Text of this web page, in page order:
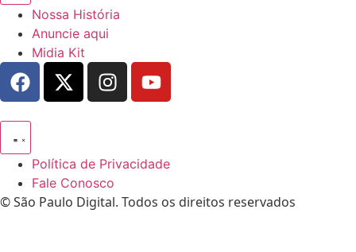
Nossa História
Anuncie aqui
Midia Kit
Política de Privacidade
Fale Conosco
© São Paulo Digital. Todos os direitos reservados